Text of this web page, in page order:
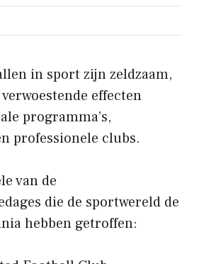
in sport zijn zeldzaam,
effecten
programma’s,
professionele clubs.
van de
die de sportwereld de
hebben getroffen: